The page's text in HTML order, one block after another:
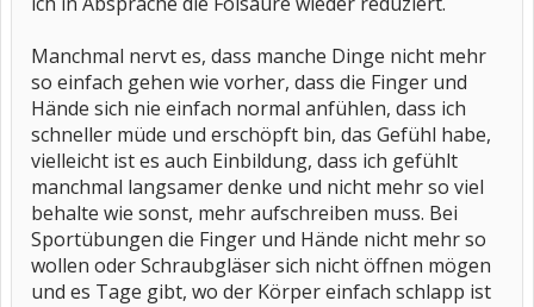
Manchmal nervt es, dass manche Dinge nicht mehr
so einfach gehen wie vorher, dass die Finger und
Hände sich nie einfach normal anfühlen, dass ich
schneller müde und erschöpft bin, das Gefühl habe,
vielleicht ist es auch Einbildung, dass ich gefühlt
manchmal langsamer denke und nicht mehr so viel
behalte wie sonst, mehr aufschreiben muss. Bei
Sportübungen die Finger und Hände nicht mehr so
wollen oder Schraubgläser sich nicht öffnen mögen
und es Tage gibt, wo der Körper einfach schlapp ist